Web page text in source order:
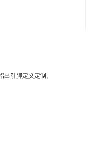
出引脚定义定制。